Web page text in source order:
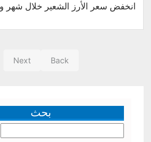
انخفض سعر الأرز الشعير خلال شهر
Back
Next
بحث